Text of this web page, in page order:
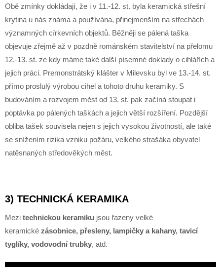
Obě zmínky dokládají, že i v 11.-12. st. byla keramická střešní
krytina u nás známa a používána, přinejmenším na střechách
významných církevních objektů. Běžněji se pálená taška
objevuje zřejmě až v pozdně románském stavitelství na přelomu
12.-13. st. ze kdy máme také další písemné doklady o cihlářích a
jejich práci. Premonstrátský klášter v Milevsku byl ve 13.-14. st.
přímo proslulý výrobou cihel a tohoto druhu keramiky. S
budováním a rozvojem měst od 13. st. pak začíná stoupat i
poptávka po pálených taškách a jejich větší rozšíření. Pozdější
obliba tašek souvisela nejen s jejich vysokou životností, ale také
se snížením rizika vzniku požáru, velkého strašáka obyvatel
natěsnaných středověkých měst.
3) TECHNICKÁ KERAMIKA
Mezi technickou keramiku jsou řazeny velké
keramické zásobnice, přesleny, lampičky a kahany, tavicí
tyglíky, vodovodní trubky, atd.